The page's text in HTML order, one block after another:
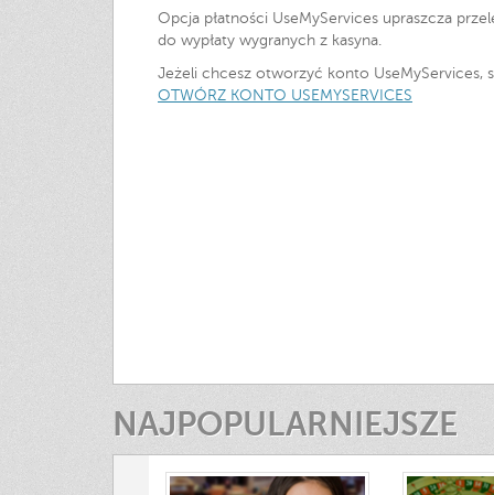
Opcja płatności UseMyServices upraszcza
do wypłaty wygranych z kasyna.
Jeżeli chcesz otworzyć konto UseMyServices,
OTWÓRZ KONTO USEMYSERVICES
NAJPOPULARNIEJSZE